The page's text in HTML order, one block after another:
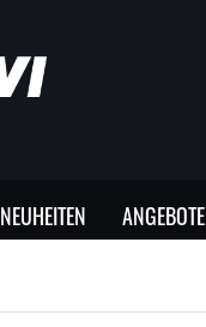
NEUHEITEN ANGEBOTE